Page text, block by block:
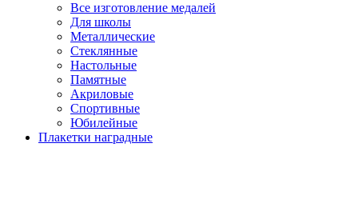
Все изготовление медалей
Для школы
Металлические
Стеклянные
Настольные
Памятные
Акриловые
Спортивные
Юбилейные
Плакетки наградные